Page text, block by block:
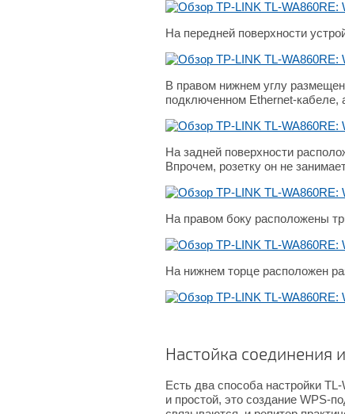
На передней поверхности
В правом нижнем углу
подключенном Ethernet-кабеле,
На задней поверхности
Впрочем, розетку он не
На правом боку расположены
На нижнем торце расположен
Настойка соединения
Есть два способа настройки
и простой, это создание WPS-